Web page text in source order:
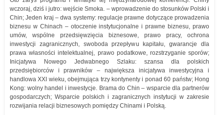
wczoraj, dziś i jutro: wejście Smoka. – wprowadzenie do stosunków Polski i
Chin; Jeden kraj – dwa systemy: regulacje prawne dotyczące prowadzenia
biznesu w Chinach – otoczenie instytucjonalne i prawne biznesu, prawo
umów, wspólne przedsięwzięcia biznesowe, prawo pracy, ochrona
inwestycji zagranicznych, swoboda przepływu kapitału, gwarancje dla
prawa własności intelektualnej, prawo podatkowe, rozstrzyganie sporów;
Inicjatywa Nowego Jedwabnego Szlaku: szansa dla polskich
przedsiębiorców i prawników – największa inicjatywa inwestycyjna i
handlowa XXI wieku, obejmująca trzy kontynenty i ponad 60 państw; Hong
Kong: wolny handel i inwestycje. Brama do Chin – wsparcie dla partnerów
gospodarczych; Wsparcie polskich i zagranicznych instytucji w zakresie
rozwijania relacji biznesowych pomiędzy Chinami i Polską.